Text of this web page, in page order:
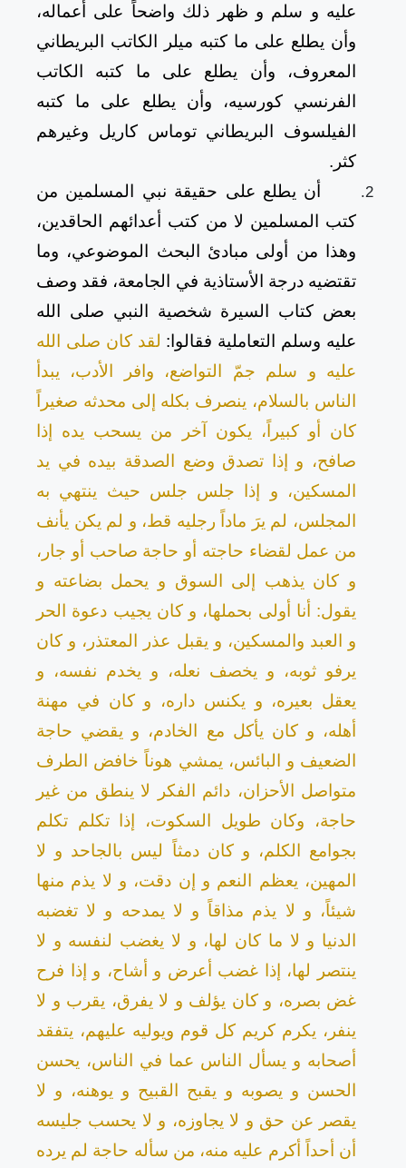
عليه و سلم و ظهر ذلك واضحاً على أعماله،
وأن يطلع على ما كتبه ميلر الكاتب البريطاني
المعروف، وأن يطلع على ما كتبه الكاتب
الفرنسي كورسيه، وأن يطلع على ما كتبه
الفيلسوف البريطاني توماس كاريل وغيرهم
كثر.
أن يطلع على حقيقة نبي المسلمين من
كتب المسلمين لا من كتب أعدائهم الحاقدين،
وهذا من أولى مبادئ البحث الموضوعي، وما
تقتضيه درجة الأستاذية في الجامعة، فقد وصف
بعض كتاب السيرة شخصية النبي صلى الله
عليه وسلم التعاملية فقالوا: لقد كان صلى الله
عليه و سلم جمّ التواضع، وافر الأدب، يبدأ
الناس بالسلام، ينصرف بكله إلى محدثه صغيراً
كان أو كبيراً، يكون آخر من يسحب يده إذا
صافح، و إذا تصدق وضع الصدقة بيده في يد
المسكين، و إذا جلس جلس حيث ينتهي به
المجلس، لم يرَ ماداً رجليه قط، و لم يكن يأنف
من عمل لقضاء حاجته أو حاجة صاحب أو جار،
و كان يذهب إلى السوق و يحمل بضاعته و
يقول: أنا أولى بحملها، و كان يجيب دعوة الحر
و العبد والمسكين، و يقبل عذر المعتذر، و كان
يرفو ثوبه، و يخصف نعله، و يخدم نفسه، و
يعقل بعيره، و يكنس داره، و كان في مهنة
أهله، و كان يأكل مع الخادم، و يقضي حاجة
الضعيف و البائس، يمشي هوناً خافض الطرف
متواصل الأحزان، دائم الفكر لا ينطق من غير
حاجة، وكان طويل السكوت، إذا تكلم تكلم
بجوامع الكلم، و كان دمثاً ليس بالجاحد و لا
المهين، يعظم النعم و إن دقت، و لا يذم منها
شيئاً، و لا يذم مذاقاً و لا يمدحه و لا تغضبه
الدنيا و لا ما كان لها، و لا يغضب لنفسه و لا
ينتصر لها، إذا غضب أعرض و أشاح، و إذا فرح
غض بصره، و كان يؤلف و لا يفرق، يقرب و لا
ينفر، يكرم كريم كل قوم ويوليه عليهم، يتفقد
أصحابه و يسأل الناس عما في الناس، يحسن
الحسن و يصوبه و يقبح القبيح و يوهنه، و لا
يقصر عن حق و لا يجاوزه، و لا يحسب جليسه
أن أحداً أكرم عليه منه، من سأله حاجة لم يرده